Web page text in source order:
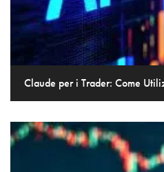
Claude per i Trader: Come